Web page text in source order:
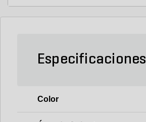
Especificaciones
Color